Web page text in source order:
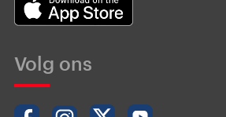
Volg ons